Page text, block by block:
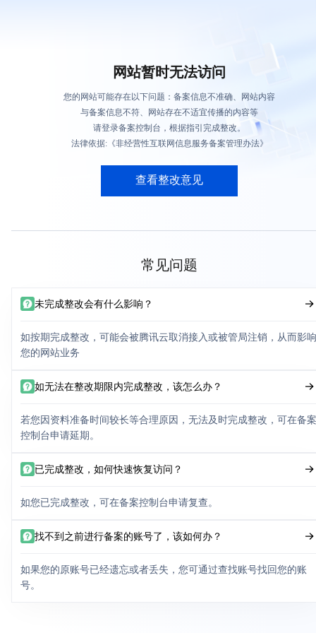
网站暂时无法访问
您的网站可能存在以下问题：备案信息不准确、网站内容
与备案信息不符、网站存在不适宜传播的内容等
请登录备案控制台，根据指引完成整改。
法律依据:《非经营性互联网信息服务备案管理办法》
查看整改意见
常见问题
未完成整改会有什么影响？
如按期完成整改，可能会被腾讯云取消接入或被管局注销，从而影响
您的网站业务
如无法在整改期限内完成整改，该怎么办？
若您因资料准备时间较长等合理原因，无法及时完成整改，可在备案
控制台申请延期。
已完成整改，如何快速恢复访问？
如您已完成整改，可在备案控制台申请复查。
找不到之前进行备案的账号了，该如何办？
如果您的原账号已经遗忘或者丢失，您可通过查找账号找回您的账
号。